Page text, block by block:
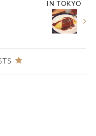
IN TOKYO